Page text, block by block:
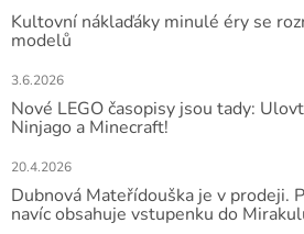
Kultovní náklaďáky minulé éry se
modelů
3.6.2026
Nové LEGO časopisy jsou tady:
Ninjago a Minecraft!
20.4.2026
Dubnová Mateřídouška je v prodeji.
navíc obsahuje vstupenku do